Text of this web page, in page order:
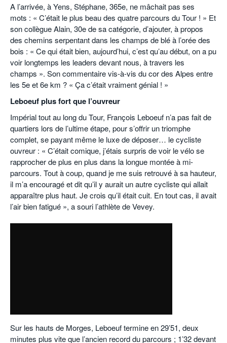
A l’arrivée, à Yens, Stéphane, 365e, ne mâchait pas ses
mots : « C’était le plus beau des quatre parcours du Tour ! » Et
son collègue Alain, 30e de sa catégorie, d’ajouter, à propos
des chemins serpentant dans les champs de blé à l’orée des
bois : « Ce qui était bien, aujourd’hui, c’est qu’au début, on a pu
voir longtemps les leaders devant nous, à travers les
champs ». Son commentaire vis-à-vis du cor des Alpes entre
les 5e et 6e km ? « Ça c’était vraiment génial ! »
Leboeuf plus fort que l’ouvreur
Impérial tout au long du Tour, François Leboeuf n’a pas fait de
quartiers lors de l’ultime étape, pour s’offrir un triomphe
complet, se payant même le luxe de déposer… le cycliste
ouvreur : « C’était comique, j’étais surpris de voir le vélo se
rapprocher de plus en plus dans la longue montée à mi-
parcours. Tout à coup, quand je me suis retrouvé à sa hauteur,
il m’a encouragé et dit qu’il y aurait un autre cycliste qui allait
apparaître plus haut. Je crois qu’il était cuit. En tout cas, il avait
l’air bien fatigué », a souri l’athlète de Vevey.
Sur les hauts de Morges, Leboeuf termine en 29’51, deux
minutes plus vite que l’ancien record du parcours ; 1’32 devant